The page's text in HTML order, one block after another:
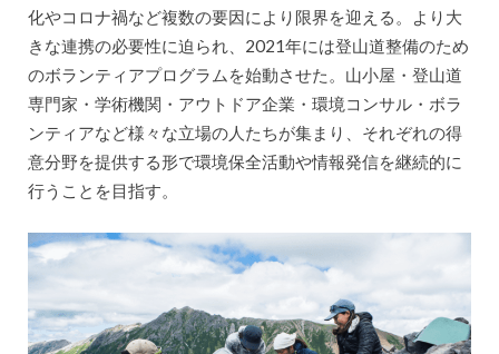
化やコロナ禍など複数の要因により限界を迎える。より大
きな連携の必要性に迫られ、2021年には登山道整備のため
のボランティアプログラムを始動させた。山小屋・登山道
専門家・学術機関・アウトドア企業・環境コンサル・ボラ
ンティアなど様々な立場の人たちが集まり、それぞれの得
意分野を提供する形で環境保全活動や情報発信を継続的に
行うことを目指す。